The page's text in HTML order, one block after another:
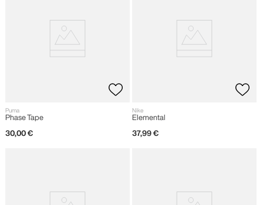
Puma
Phase Tape
30,00 €
Nike
Elemental
37,99 €